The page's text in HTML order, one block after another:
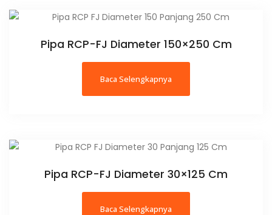
Pipa RCP-FJ Diameter 150×250 Cm
Baca Selengkapnya
Pipa RCP-FJ Diameter 30×125 Cm
Baca Selengkapnya